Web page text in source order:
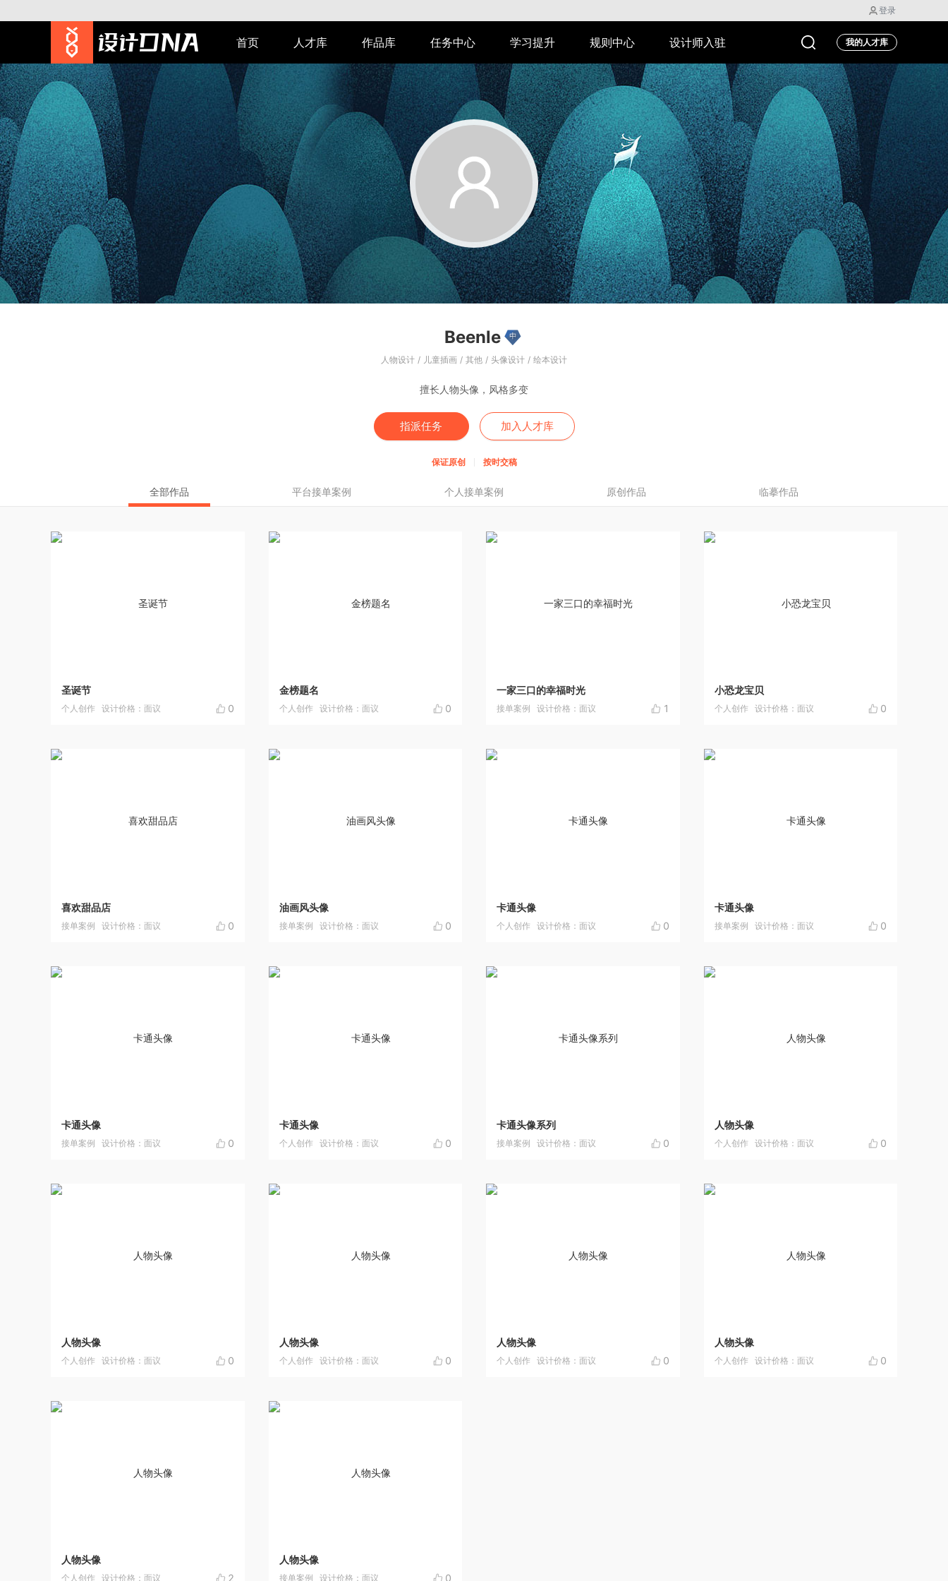
登录
首页 人才库 作品库 任务中心 学习提升 规则中心 设计师入驻 我的人才库
Beenle
人物设计 / 儿童插画 / 其他 / 头像设计 / 绘本设计
擅长人物头像，风格多变
指派任务 加入人才库
保证原创 按时交稿
全部作品 平台接单案例 个人接单案例 原创作品 临摹作品
圣诞节
个人创作 设计价格：面议 0
金榜题名
个人创作 设计价格：面议 0
一家三口的幸福时光
接单案例 设计价格：面议 1
小恐龙宝贝
个人创作 设计价格：面议 0
喜欢甜品店
接单案例 设计价格：面议 0
油画风头像
接单案例 设计价格：面议 0
卡通头像
个人创作 设计价格：面议 0
卡通头像
接单案例 设计价格：面议 0
卡通头像
接单案例 设计价格：面议 0
卡通头像
个人创作 设计价格：面议 0
卡通头像系列
接单案例 设计价格：面议 0
人物头像
个人创作 设计价格：面议 0
人物头像
个人创作 设计价格：面议 0
人物头像
个人创作 设计价格：面议 0
人物头像
个人创作 设计价格：面议 0
人物头像
个人创作 设计价格：面议 0
人物头像
个人创作 设计价格：面议 2
人物头像
接单案例 设计价格：面议 0